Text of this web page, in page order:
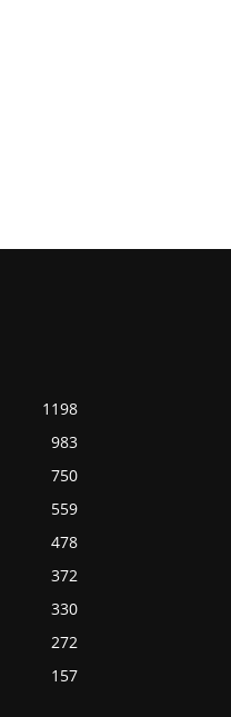
1198
983
750
559
478
372
330
272
157